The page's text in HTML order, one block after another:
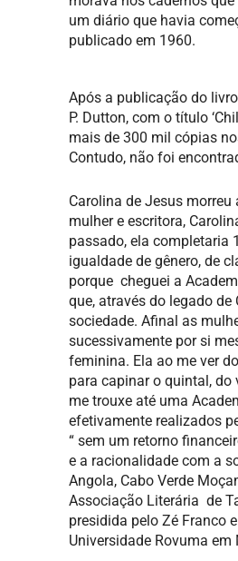
um diário que havia
publicado em 1960.
Após a publicação do
P. Dutton, com o título
mais de 300 mil cópias
Contudo, não foi
Carolina de Jesus morreu
mulher e escritora,
passado, ela completaria
igualdade de gênero, de
porque cheguei a
que, através do legado
sociedade. Afinal as
sucessivamente por si
feminina. Ela ao me ver
para capinar o quintal,
me trouxe até uma
efetivamente realizados
“ sem um retorno
e a racionalidade com a
Angola, Cabo Verde
Associação Literária de
presidida pelo Zé Franco
Universidade Rovuma